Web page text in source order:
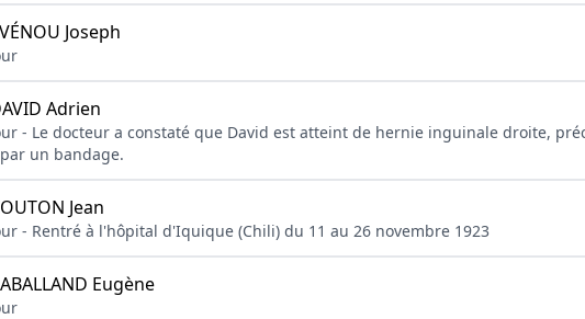
Joseph
Adrien
- Le docteur a constaté que David est atteint de hernie inguinale droite,
un bandage.
Jean
- Rentré à l'hôpital d'Iquique (Chili) du 11 au 26 novembre 1923
Eugène